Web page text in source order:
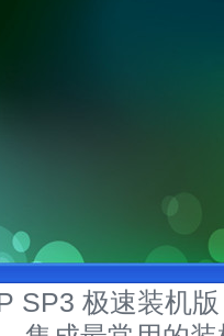
SP3 极速装机